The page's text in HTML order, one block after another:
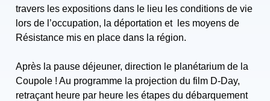
travers les expositions dans le lieu les conditions de vie
lors de l’occupation, la déportation et les moyens de
Résistance mis en place dans la région.
Après la pause déjeuner, direction le planétarium de la
Coupole ! Au programme la projection du film D-Day,
retraçant heure par heure les étapes du débarquement